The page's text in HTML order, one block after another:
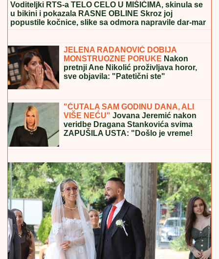
Voditeljki RTS-a TELO CELO U MIŠIĆIMA, skinula se
u bikini i pokazala RASNE OBLINE Skroz joj
popustile kočnice, slike sa odmora napravile dar-mar
drugom ženom, a on oženio bivšu
svog prijatelja: Ljubavna priča slavnog
para je jedna od najlepših, a malo ko
zna detalje
pretnji Ane Nikolić proživljava horor,
sve objavila: "Patetični ste"
Sita Ahmić ga je predstavila kao nepriznatog sina
Asmina Durdžića, a sada je otkriven njegov identitet i
zapravo je reč o poznatoj osobi!